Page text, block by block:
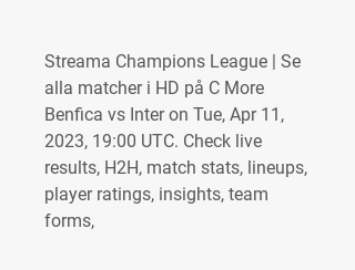
Streama Champions League | Se
alla matcher i HD på C More
Benfica vs Inter on Tue, Apr 11,
2023, 19:00 UTC. Check live
results, H2H, match stats, lineups,
player ratings, insights, team
forms,